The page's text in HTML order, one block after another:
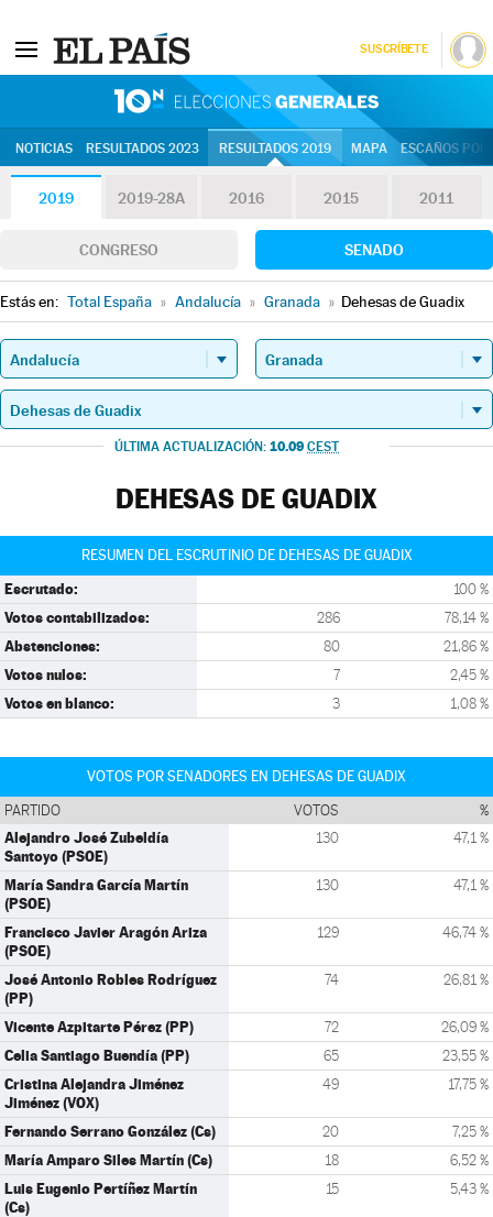
SUSCRÍBETE
NOTICIAS RESULTADOS 2023 RESULTADOS 2019 MAPA ESCAÑOS
2019 2019-28A 2016 2015 2011
CONGRESO SENADO
Estás en: Total España » Andalucía » Granada » Dehesas de Guadix
ÚLTIMA ACTUALIZACIÓN: 10.09 CEST
DEHESAS DE GUADIX
RESUMEN DEL ESCRUTINIO DE DEHESAS DE GUADIX
Escrutado: 100 %
Votos contabilizados: 286 78,14 %
Abstenciones: 80 21,86 %
Votos nulos: 7 2,45 %
Votos en blanco: 3 1,08 %
VOTOS POR SENADORES EN DEHESAS DE GUADIX
PARTIDO VOTOS %
Alejandro José Zubeldía
Santoyo (PSOE)
130 47,1 %
María Sandra García Martín
(PSOE)
130 47,1 %
Francisco Javier Aragón Ariza
(PSOE)
129 46,74 %
José Antonio Robles Rodríguez
(PP)
74 26,81 %
Vicente Azpitarte Pérez (PP) 72 26,09 %
Celia Santiago Buendía (PP) 65 23,55 %
Cristina Alejandra Jiménez
Jiménez (VOX)
49 17,75 %
Fernando Serrano González (Cs) 20 7,25 %
María Amparo Siles Martín (Cs) 18 6,52 %
Luis Eugenio Pertíñez Martín
(Cs)
15 5,43 %